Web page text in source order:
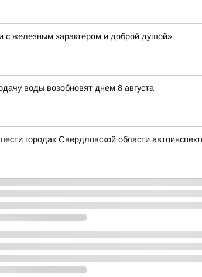
с железным характером и доброй душой»
воды возобновят днем 8 августа
городах Свердловской области